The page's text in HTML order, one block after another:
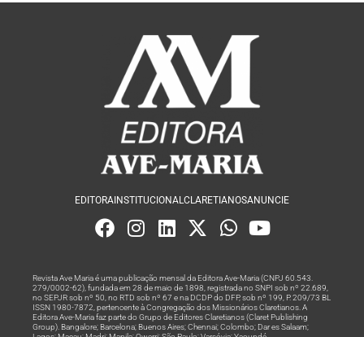
EDITORA INSTITUCIONALCLARETIANOSANUNCIE
Revista Ave Maria é uma publicação mensal da Editora Ave-Maria (CNPJ 60.543.
279/0002-62), fundada em 28 de maio de 1898, registrada no SNPI sob nº 22.689,
no SEPJR sob nº 50, no RTD sob nº 67 e na DCDP do DFP, sob nº 199, P. 209/73 BL
ISSN 1980-7872, pertencente à Congregação dos Missionários Claretianos. A
Editora Ave-Maria faz parte do Grupo de Editores Claretianos (Claret Publishing
Group). Bangalore; Barcelona; Buenos Aires; Chennai; Colombo; Dar es Salaam;